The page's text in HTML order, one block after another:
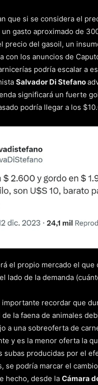
que si se considera el
gasto aproximado de
precio del gasoil, un
con los anuncios de
podría escalar a
Salvador Di Stefano
significará un fuerte
podría llegar a los
el propio mercado el
lado de la demanda
importante recordar que
la faena de animales
a una sobreoferta de
y es la menor oferta la
subas producidas por el
se podría marcar el
hecho, desde la Cámara